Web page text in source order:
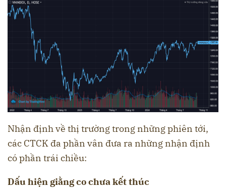
Nhận định về thị trường trong những phiên tới,
các CTCK đa phần vân đưa ra những nhận định
có phần trái chiều:
Dấu hiện giằng co chưa kết thúc